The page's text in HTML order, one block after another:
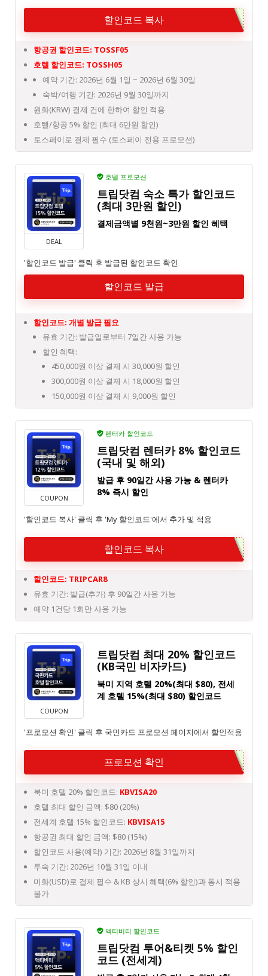
할인코드 복사
항공권 할인코드: TOSSF05
호텔 할인코드: TOSSH05
예약 기간: 2026년 6월 1일 ~ 2026년 6월 30일
숙박/여행 기간: 2026년 9월 30일까지
원화(KRW) 결제 건에 한하여 할인 적용
호텔/항공 5% 할인 (최대 6만원 할인)
토스페이로 결제 필수 (토스페이 전용 프로모션)
DEAL
호텔 프로모션
트립닷컴 숙소 특가 할인코드
(최대 3만원 할인)
결제금액별 9천원~3만원 할인 혜택
'할인코드 발급' 클릭 후 발급된 할인코드 확인
할인코드 발급
할인코드: 개별 발급 필요
유효 기간: 발급일로부터 7일간 사용 가능
할인 혜택:
450,000원 이상 결제 시 30,000원 할인
300,000원 이상 결제 시 18,000원 할인
150,000원 이상 결제 시 9,000원 할인
COUPON
렌터카 할인코드
트립닷컴 렌터카 8% 할인코드
(국내 및 해외)
발급 후 90일간 사용 가능 & 렌터카
8% 즉시 할인
'할인코드 복사' 클릭 후 'My 할인코드'에서 추가 및 적용
할인코드 복사
할인코드: TRIPCAR8
유효 기간: 발급(추가) 후 90일간 사용 가능
예약 1건당 1회만 사용 가능
COUPON
트립닷컴 최대 20% 할인코드
(KB국민 비자카드)
북미 지역 호텔 20%(최대 $80), 전세
계 호텔 15%(최대 $80) 할인코드
'프로모션 확인' 클릭 후 국민카드 프로모션 페이지에서 할인적용
프로모션 확인
북미 호텔 20% 할인코드: KBVISA20
호텔 최대 할인 금액: $80 (20%)
전세계 호텔 15% 할인코드: KBVISA15
항공권 최대 할인 금액: $80 (15%)
할인코드 사용(예약) 기간: 2026년 8월 31일까지
투숙 기간: 2026년 10월 31일 이내
미화(USD)로 결제 필수 & KB 상시 혜택(6% 할인)과 동시 적용
불가
액티비티 할인코드
트립닷컴 투어&티켓 5% 할인
코드 (전세계)